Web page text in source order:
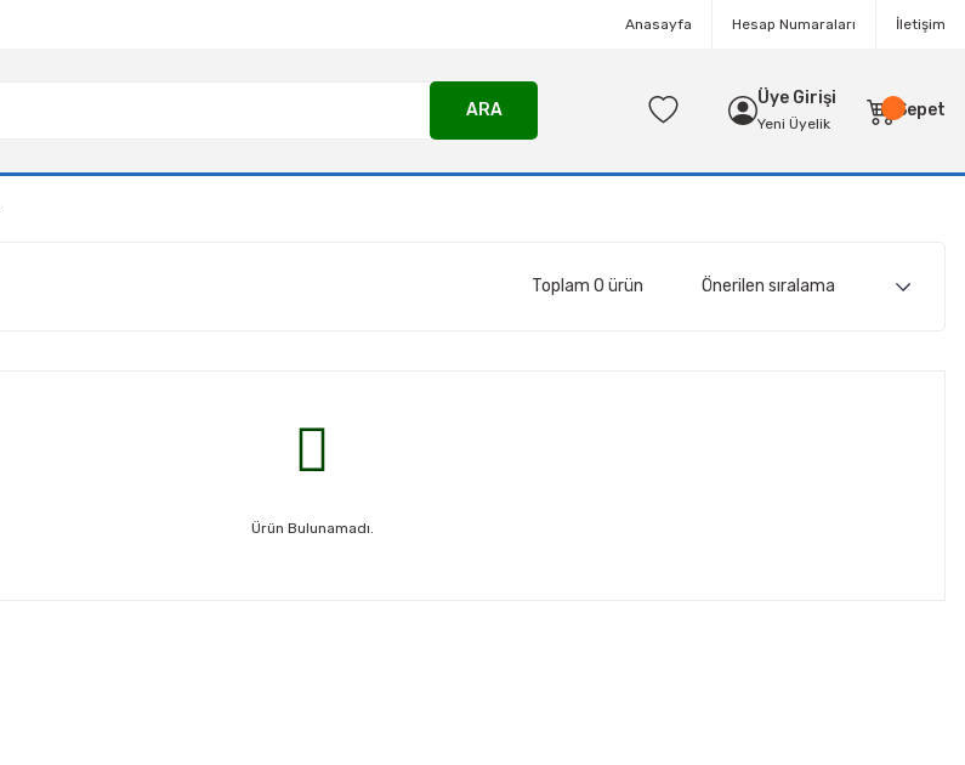
Anasayfa Hesap Numaraları İletişim
ARA
Üye Girişi
Yeni Üyelik
Sepet
Toplam 0 ürün
Ürün Bulunamadı.